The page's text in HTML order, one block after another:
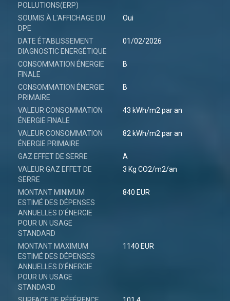
POLLUTIONS(ERP)
SOUMIS À L'AFFICHAGE DU
DPE
Oui
DATE ÉTABLISSEMENT
DIAGNOSTIC ENERGÉTIQUE
01/02/2026
CONSOMMATION ÉNERGIE
FINALE
B
CONSOMMATION ÉNERGIE
PRIMAIRE
B
VALEUR CONSOMMATION
ÉNERGIE FINALE
43 kWh/m2 par an
VALEUR CONSOMMATION
ÉNERGIE PRIMAIRE
82 kWh/m2 par an
GAZ EFFET DE SERRE
A
VALEUR GAZ EFFET DE
SERRE
3 Kg CO2/m2/an
MONTANT MINIMUM
ESTIMÉ DES DÉPENSES
ANNUELLES D'ÉNERGIE
POUR UN USAGE
STANDARD
840 EUR
MONTANT MAXIMUM
ESTIMÉ DES DÉPENSES
ANNUELLES D'ÉNERGIE
POUR UN USAGE
STANDARD
1140 EUR